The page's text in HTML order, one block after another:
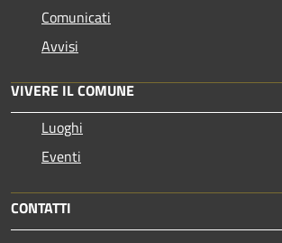
Comunicati
Avvisi
VIVERE IL COMUNE
Luoghi
Eventi
CONTATTI